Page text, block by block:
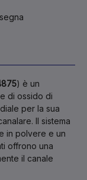
) è un
di ossido di
per la sua
Il sistema
in polvere e un
offrono una
il canale